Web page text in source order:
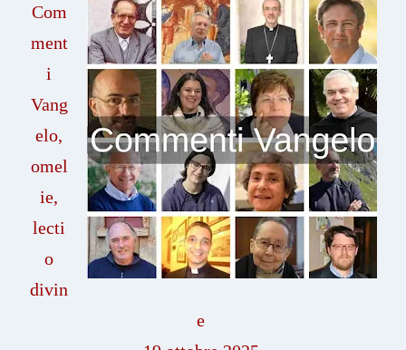
Com
ment
i
Vang
elo,
omel
ie,
lecti
o
divin
e